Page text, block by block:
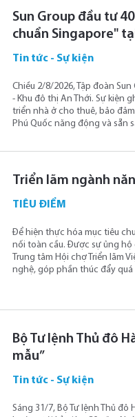
Sun Group đầu tư
chuẩn Singapore"
Tin tức - Sự kiện
Chiều 2/8/2026, Tập đoàn
- Khu đô thị An Thới. Sự kiện
triển nhà ở cho thuê, bảo
Phú Quốc năng động và sẵn
Triển lãm ngành
TIÊU ĐIỂM
Để hiện thực hóa mục tiêu
nối toàn cầu. Được sự ủng
Trung tâm Hội chợ Triển lãm
nghệ, góp phần thúc đẩy
Bộ Tư lệnh Thủ đô
mẫu”
Tin tức - Sự kiện
Sáng 31/7, Bộ Tư lệnh Thủ